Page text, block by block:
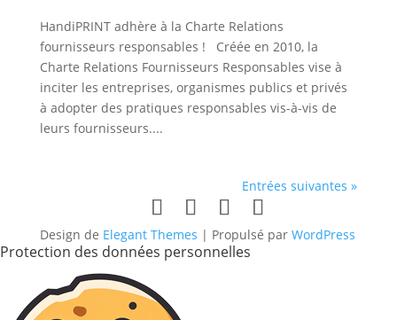
HandiPRINT adhère à la Charte Relations
fournisseurs responsables ! Créée en 2010, la
Charte Relations Fournisseurs Responsables vise à
inciter les entreprises, organismes publics et privés
à adopter des pratiques responsables vis-à-vis de
leurs fournisseurs....
Entrées suivantes »
Design de Elegant Themes | Propulsé par WordPress
Protection des données personnelles